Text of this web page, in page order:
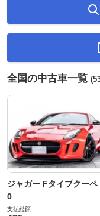
全国の中古車一覧
ジャガー Fタイプクーペ
0
支払総額